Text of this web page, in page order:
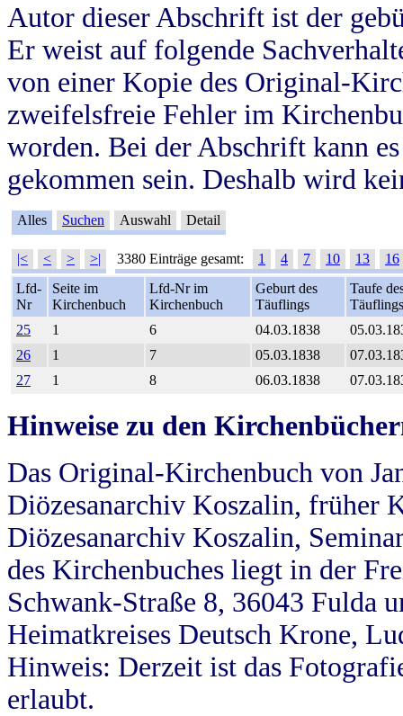
Autor dieser Abschrift ist der
Er weist auf folgende
von einer Kopie des Original-
zweifelsfreie Fehler im
worden. Bei der Abschrift kann
gekommen sein. Deshalb wird
Alles Suchen Auswahl Detail
|< < > >| 3380 Einträge gesamt: 1 4 7 10 13
16
Lfd-
Nr
Seite im
Kirchenbuch
Lfd-Nr im
Kirchenbuch
Geburt des
Täuflings
Taufe
Täuflings
25
1 6 04.03.1838
26
1 7 05.03.1838
27
1 8 06.03.1838
Hinweise zu den
Das Original-Kirchenbuch von
Diözesanarchiv Koszalin, früher
Diözesanarchiv Koszalin,
des Kirchenbuches liegt in der
Schwank-Straße 8, 36043 Fulda
Heimatkreises Deutsch Krone,
Hinweis: Derzeit ist das
erlaubt.